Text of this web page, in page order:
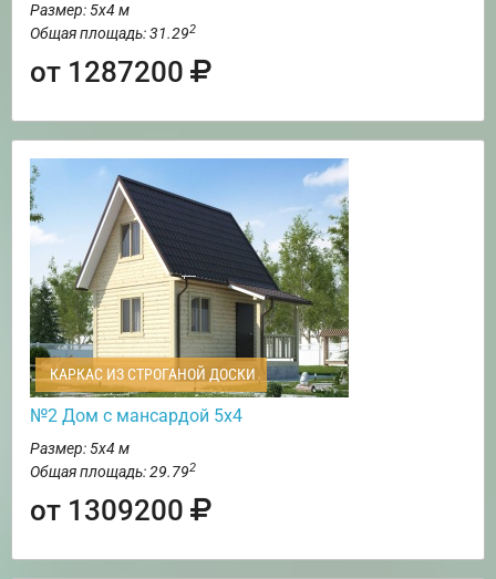
Размер: 5х4 м
Общая площадь: 31.292
от 1287200
КАРКАС ИЗ СТРОГАНОЙ ДОСКИ
№2 Дом с мансардой 5х4
Размер: 5х4 м
Общая площадь: 29.792
от 1309200